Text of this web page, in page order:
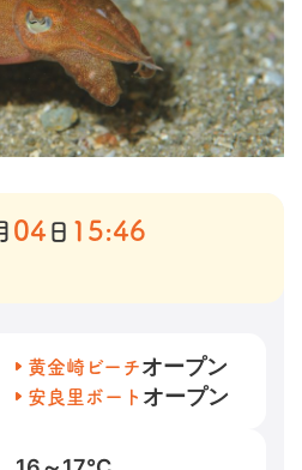
04 日 15:46
黄金崎ビーチオープン
安良里ボート オープン